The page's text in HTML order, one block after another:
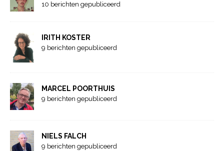
10 berichten gepubliceerd
IRITH KOSTER
9 berichten gepubliceerd
MARCEL POORTHUIS
9 berichten gepubliceerd
NIELS FALCH
9 berichten gepubliceerd